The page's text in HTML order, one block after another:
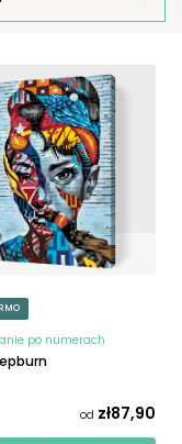
po numerach
od zł87,90